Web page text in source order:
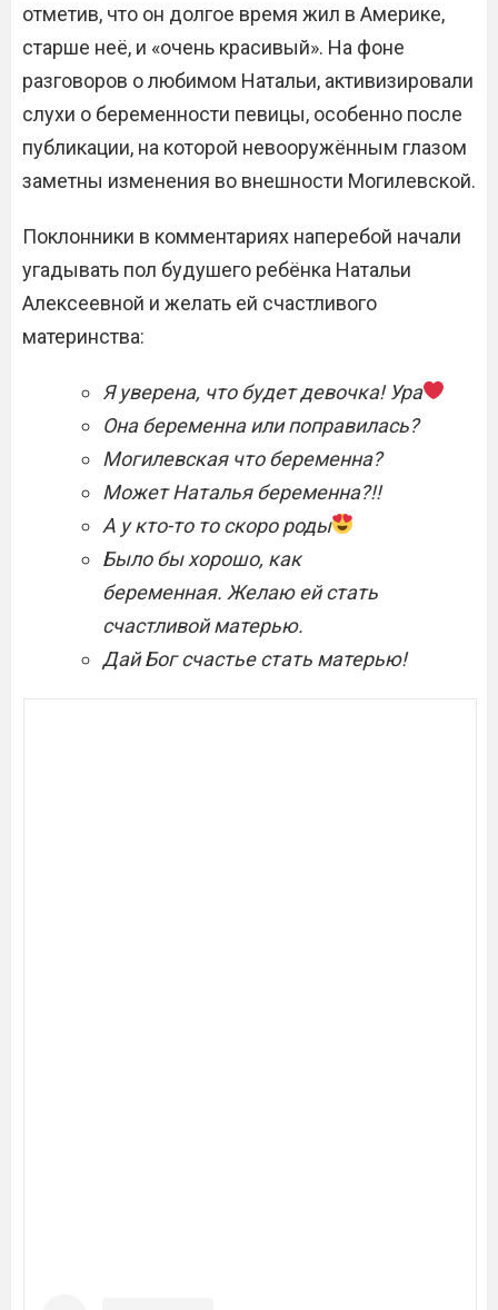
отметив, что он долгое время жил в Америке,
старше неё, и «очень красивый». На фоне
разговоров о любимом Натальи, активизировали
слухи о беременности певицы, особенно после
публикации, на которой невооружённым глазом
заметны изменения во внешности Могилевской.
Поклонники в комментариях наперебой начали
угадывать пол будушего ребёнка Натальи
Алексеевной и желать ей счастливого
материнства:
Я уверена, что будет девочка! Ура
Она беременна или поправилась?
Могилевская что беременна?
Может Наталья беременна?!!
А у кто-то то скоро роды
Было бы хорошо, как
беременная. Желаю ей стать
счастливой матерью.
Дай Бог счастье стать матерью!